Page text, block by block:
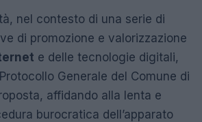
nel contesto di una serie di
di promozione e valorizzazione
e delle tecnologie digitali,
Generale del Comune di
affidando alla lenta e
burocratica dell’apparato